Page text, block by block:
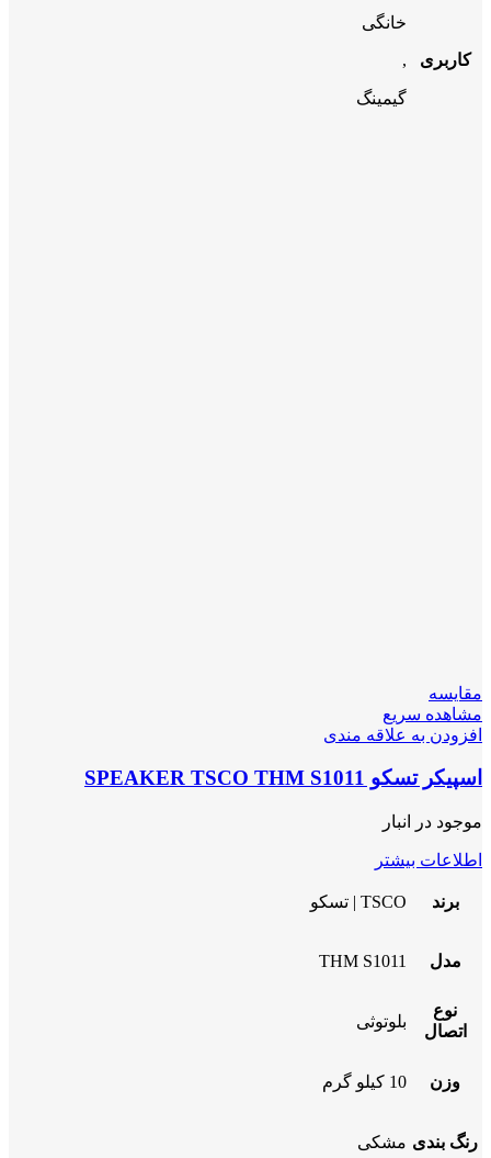
کاربری
خانگی
,
گیمینگ
مقایسه
مشاهده سریع
افزودن به علاقه مندی
اسپیکر تسکو SPEAKER TSCO THM S1011
موجود در انبار
اطلاعات بیشتر
برند TSCO | تسکو
مدل THM S1011
نوع
اتصال
بلوتوثی
وزن 10 کیلو گرم
رنگ بندی مشکی